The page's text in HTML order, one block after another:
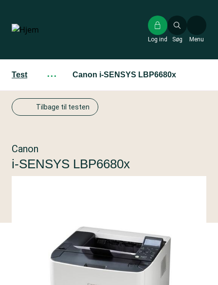
hovedindhold
Søg
Log ind Menu
Test ··· Canon i-SENSYS LBP6680x
Tilbage til testen
Canon
i-SENSYS LBP6680x